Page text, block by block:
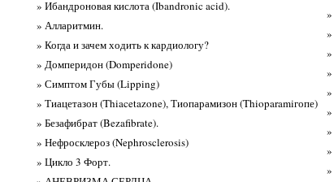
» Ибандроновая кислота (Ibandronic acid).
» Алларитмин.
» Когда и зачем ходить к кардиологу?
» Домперидон (Domperidone)
» Симптом Губы (Lipping)
» Тиацетазон (Thiacetazone), Тиопарамизон (Thioparamiгопе)
» Безафибрат (Bezafibrate).
» Нефросклероз (Nephrosclerosis)
» Цикло 3 Форт.
»
»
»
»
»
»
»
»
»